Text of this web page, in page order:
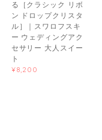
る［クラシック リボ
ン ドロップクリスタ
ル］｜スワロフスキ
ー ウェディングアク
セサリー 大人スイー
ト
¥8,200